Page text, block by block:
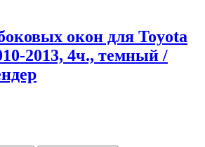
окон для Toyota
2013, 4ч., темный /